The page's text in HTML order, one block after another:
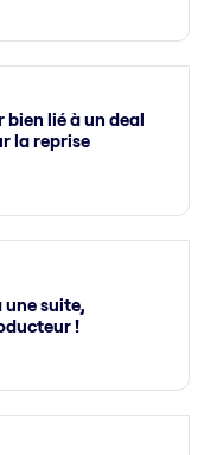
lié à un deal
la reprise
une suite,
!